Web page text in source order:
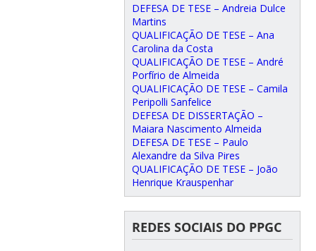
DEFESA DE TESE – Andreia Dulce
Martins
QUALIFICAÇÃO DE TESE – Ana
Carolina da Costa
QUALIFICAÇÃO DE TESE – André
Porfírio de Almeida
QUALIFICAÇÃO DE TESE – Camila
Peripolli Sanfelice
DEFESA DE DISSERTAÇÃO –
Maiara Nascimento Almeida
DEFESA DE TESE – Paulo
Alexandre da Silva Pires
QUALIFICAÇÃO DE TESE – João
Henrique Krauspenhar
REDES SOCIAIS DO PPGC